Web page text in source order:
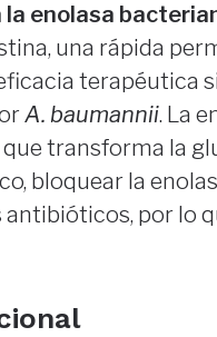
enolasa
una rápida
terapéutica
A. baumannii. La
transforma la
bloquear la
por lo